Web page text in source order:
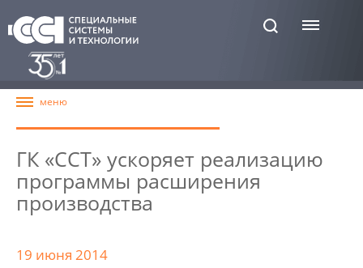
ГК «ССТ» ускоряет реализацию
программы расширения
производства
19 июня 2014